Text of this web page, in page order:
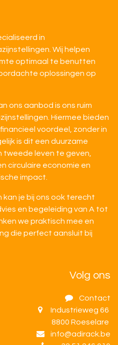
in
Wij helpen
optimaal te benutten
oplossingen op
ons aanbod is ons ruim
Hiermee bieden
voordeel, zonder in
is dit een duurzame
tweede leven te geven,
circulaire economie en
impact.
je bij ons ook terecht
en begeleiding van A tot
we praktisch mee en
die perfect aansluit bij
Volg ons
Contact
Industrieweg 66
8800 Roeselare
info@adirack.be